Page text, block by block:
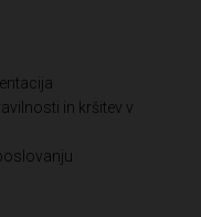
in kršitev v